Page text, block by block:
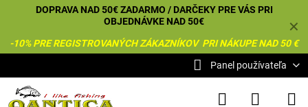
✕
DOPRAVA NAD 50€ ZADARMO / DARČEKY PRE VÁS PRI
OBJEDNÁVKE NAD 50€
-10% PRE REGISTROVANÝCH ZÁKAZNÍKOV PRI NÁKUPE NAD 50 €
Panel používateľa